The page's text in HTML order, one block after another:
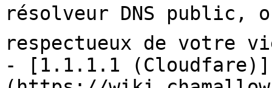
résolveur DNS public,
respectueux de votre
- [1.1.1.1 (Cloudfare)]